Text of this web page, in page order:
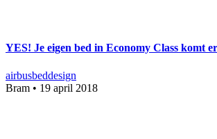
YES! Je eigen bed in Economy Class komt
airbusbeddesign
Bram • 19 april 2018